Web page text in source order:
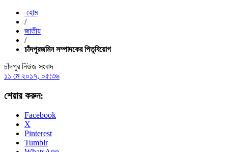
হোম
/
জাতীয়
/
চাঁদপুরজমিন সম্পাদকের পিতৃবিয়োগ
চাঁদপুর নিউজ সংবাদ
১১ মে ২০১৭, ০৫:৩৬
শেয়ার করুন:
Facebook
X
Pinterest
Tumblr